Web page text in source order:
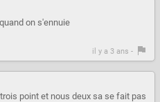
on s'ennuie
il y a 3 ans -
point et nous deux sa se fait pas